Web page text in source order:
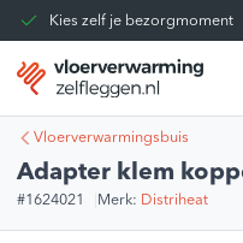
Kies zelf je bezorgmoment
Tot 30 dagen terug te
Gratis verzending vanaf
Vloerverwarmingsbuis
Adapter klem
#1624021 Merk: Distriheat